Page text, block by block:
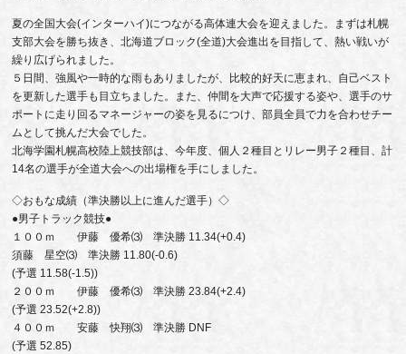
夏の全国大会(インターハイ)につながる高体連大会を迎えました。まずは札幌
支部大会を勝ち抜き、北海道ブロック(全道)大会進出を目指して、熱い戦いが
繰り広げられました。
５日間、強風や一時的な雨もありましたが、比較的好天に恵まれ、自己ベスト
を更新した選手も目立ちました。また、仲間を大声で応援する姿や、選手のサ
ポートに走り回るマネージャーの姿を見るにつけ、部員全員で力を合わせチー
ムとして挑んだ大会でした。
北海学園札幌高校陸上競技部は、今年度、個人２種目とリレー男子２種目、計
14名の選手が全道大会への出場権を手にしました。
◇おもな成績（準決勝以上に進んだ選手）◇
●男子トラック競技●
１００ｍ 伊藤 優希⑶ 準決勝 11.34(+0.4)
須藤 星空⑶ 準決勝 11.80(-0.6)
(予選 11.58(‐1.5))
２００ｍ 伊藤 優希⑶ 準決勝 23.84(+2.4)
(予選 23.52(+2.8))
４００ｍ 安藤 快翔⑶ 準決勝 DNF
(予選 52.85)